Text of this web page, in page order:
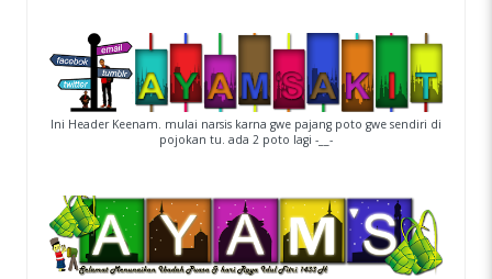
Ini Header Keenam. mulai narsis karna gwe pajang poto gwe sendiri di
pojokan tu. ada 2 poto lagi -__-